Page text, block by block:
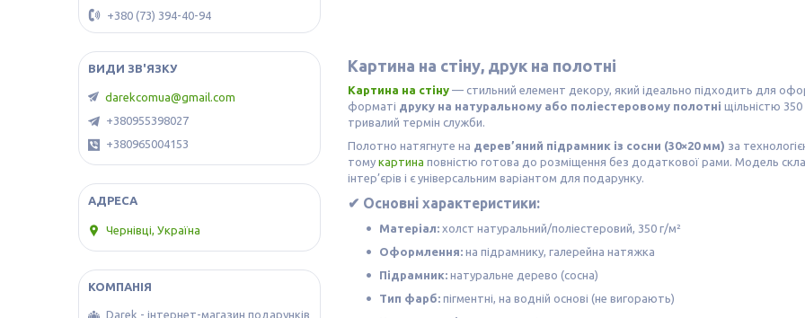
Картина на стіну, друк на полотні
Картина на стіну — стильний елемент декору, який ідеально підходить для
форматі друку на натуральному або поліестеровому полотні щільністю
тривалий термін служби.
Полотно натягнуте на дерев’яний підрамник із сосни (30×20 мм) за
тому картина повністю готова до розміщення без додаткової рами. Модель
інтер’єрів і є універсальним варіантом для подарунку.
✔ Основні характеристики:
Матеріал: холст натуральний/поліестеровий, 350 г/м²
Оформлення: на підрамнику, галерейна натяжка
Підрамник: натуральне дерево (сосна)
Тип фарб: пігментні, на водній основі (не вигорають)
+380 (73) 394-40-94
darekcomua@gmail.com
+380955398027
+380965004153
Чернівці, Україна
Darek - інтернет-магазин подарунків